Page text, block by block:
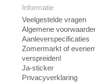
Informatie
Veelgestelde vragen
Algemene
Aanleverspecificaties
Zomermarkt of
verspreiden!
Ja-sticker
Privacyverklaring